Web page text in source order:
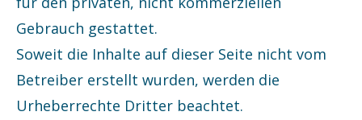
Gebrauch gestattet.
Soweit die Inhalte auf dieser Seite nicht vom
Betreiber erstellt wurden, werden die
Urheberrechte Dritter beachtet.